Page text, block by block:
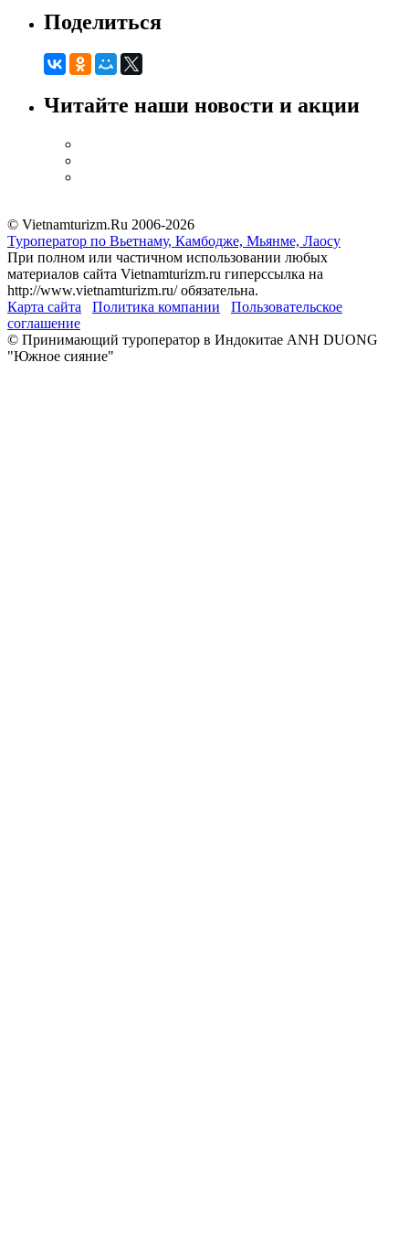
Поделиться
Читайте наши новости и акции
© Vietnamturizm.Ru 2006-2026
Туроператор по Вьетнаму, Камбодже, Мьянме, Лаосу
При полном или частичном использовании любых
материалов сайта Vietnamturizm.ru гиперссылка на
http://www.vietnamturizm.ru/ обязательна.
Карта сайта
Политика компании
Пользовательское
соглашение
© Принимающий туроператор в Индокитае ANH DUONG
"Южное сияние"